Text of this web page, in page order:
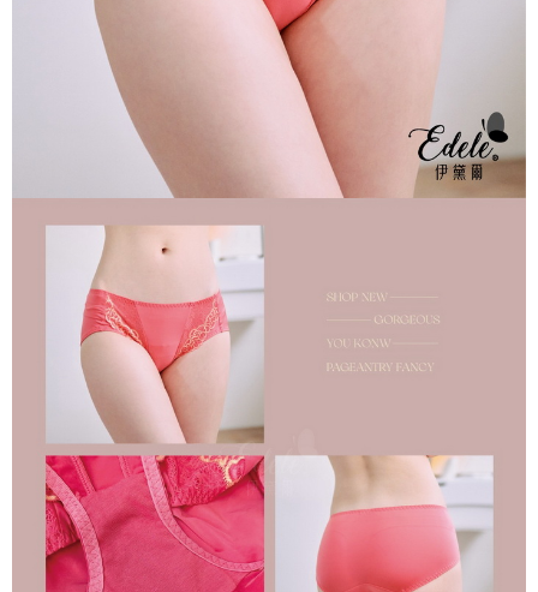
每筆NT$70，滿NT$798(含以上)免運費
付款後7-11取貨
每筆NT$70，滿NT$799(含以上)免運費
每筆NT$70，滿NT$799(含以上)免運費
離島宅配
每筆NT$100
貨到付款
每筆NT$110，滿NT$1,000(含以上)免運費
國際配送